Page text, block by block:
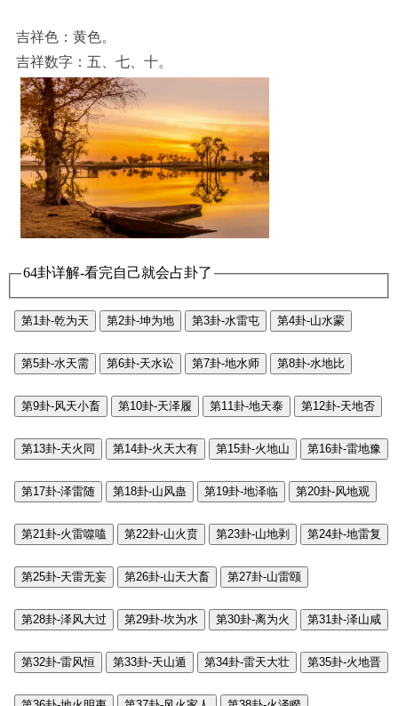
吉祥色：黄色。
吉祥数字：五、七、十。
64卦详解-看完自己就会占卦了
第1卦-乾为天 第2卦-坤为地 第3卦-水雷屯 第4卦-山水蒙
第5卦-水天需 第6卦-天水讼 第7卦-地水师 第8卦-水地比
第9卦-风天小畜 第10卦-天泽履 第11卦-地天泰 第12卦-天地否
第13卦-天火同 第14卦-火天大有 第15卦-火地山 第16卦-雷地豫
第17卦-泽雷随 第18卦-山风蛊 第19卦-地泽临 第20卦-风地观
第21卦-火雷噬嗑 第22卦-山火贲 第23卦-山地剥 第24卦-地雷复
第25卦-天雷无妄 第26卦-山天大畜 第27卦-山雷颐
第28卦-泽风大过 第29卦-坎为水 第30卦-离为火 第31卦-泽山咸
第32卦-雷风恒 第33卦-天山遁 第34卦-雷天大壮 第35卦-火地晋